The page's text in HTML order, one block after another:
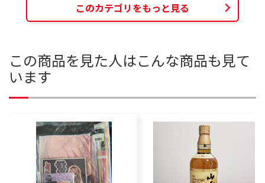
このカテゴリをもっと見る
この商品を見た人はこんな商品も見て
います